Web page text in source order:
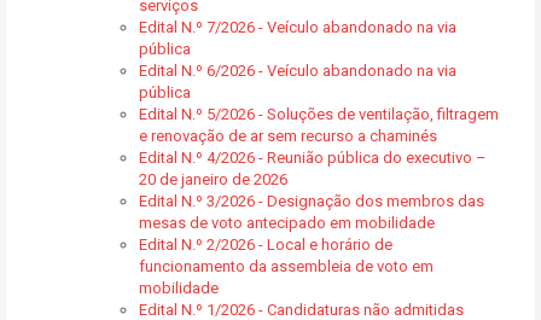
serviços
Edital N.º 7/2026 - Veículo abandonado na via
pública
Edital N.º 6/2026 - Veículo abandonado na via
pública
Edital N.º 5/2026 - Soluções de ventilação, filtragem
e renovação de ar sem recurso a chaminés
Edital N.º 4/2026 - Reunião pública do executivo –
20 de janeiro de 2026
Edital N.º 3/2026 - Designação dos membros das
mesas de voto antecipado em mobilidade
Edital N.º 2/2026 - Local e horário de
funcionamento da assembleia de voto em
mobilidade
Edital N.º 1/2026 - Candidaturas não admitidas